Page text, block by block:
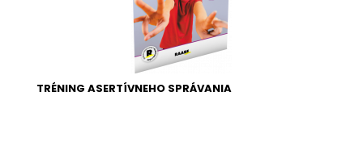
TRÉNING ASERTÍVNEHO SPRÁVANIA